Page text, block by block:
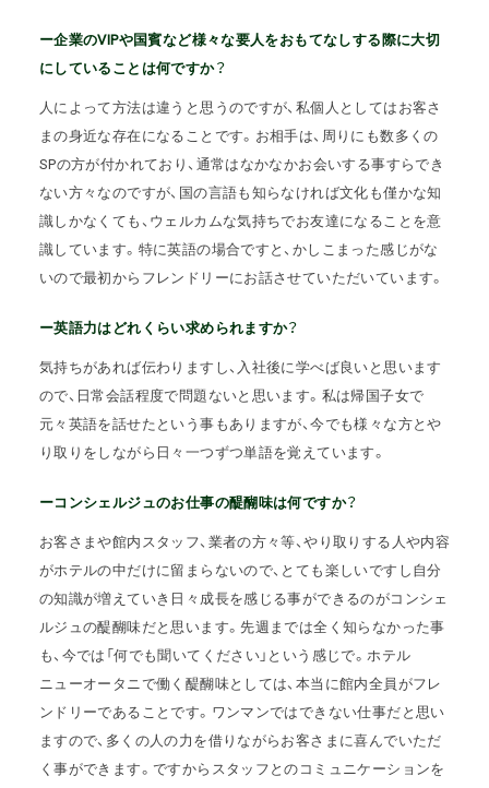
ー企業のVIPや国賓など様々な要人をおもてなしする際に大切
にしていることは何ですか？
人によって方法は違うと思うのですが、私個人としてはお客さ
まの身近な存在になることです。お相手は、周りにも数多くの
SPの方が付かれており、通常はなかなかお会いする事すらでき
ない方々なのですが、国の言語も知らなければ文化も僅かな知
識しかなくても、ウェルカムな気持ちでお友達になることを意
識しています。特に英語の場合ですと、かしこまった感じがな
いので最初からフレンドリーにお話させていただいています。
ー英語力はどれくらい求められますか？
気持ちがあれば伝わりますし、入社後に学べば良いと思います
ので、日常会話程度で問題ないと思います。私は帰国子女で
元々英語を話せたという事もありますが、今でも様々な方とや
り取りをしながら日々一つずつ単語を覚えています。
ーコンシェルジュのお仕事の醍醐味は何ですか？
お客さまや館内スタッフ、業者の方々等、やり取りする人や内容
がホテルの中だけに留まらないので、とても楽しいですし自分
の知識が増えていき日々成長を感じる事ができるのがコンシェ
ルジュの醍醐味だと思います。先週までは全く知らなかった事
も、今では「何でも聞いてください」という感じで。ホテル
ニューオータニで働く醍醐味としては、本当に館内全員がフレ
ンドリーであることです。ワンマンではできない仕事だと思い
ますので、多くの人の力を借りながらお客さまに喜んでいただ
く事ができます。ですからスタッフとのコミュニケーションを